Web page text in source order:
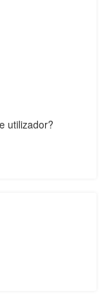
utilizador?